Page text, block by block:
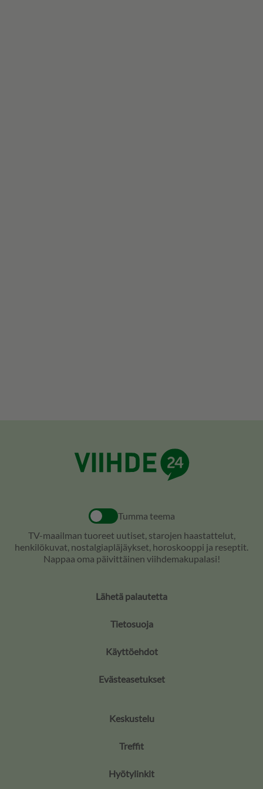
Tumma teema
TV-maailman tuoreet uutiset, starojen haastattelut,
henkilökuvat, nostalgiapläjäykset, horoskooppi ja reseptit.
Nappaa oma päivittäinen viihdemakupalasi!
Lähetä palautetta
Tietosuoja
Käyttöehdot
Evästeasetukset
Keskustelu
Treffit
Hyötylinkit